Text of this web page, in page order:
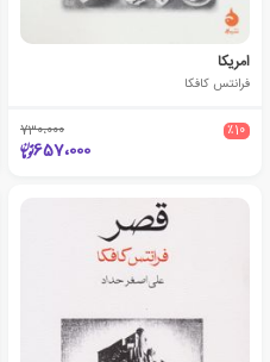
امریکا
فرانتس کافکا
٪10 730،000
657،000